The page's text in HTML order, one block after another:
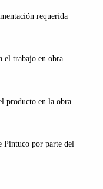
requerida
el trabajo en obra
producto en la obra
Pintuco por parte del